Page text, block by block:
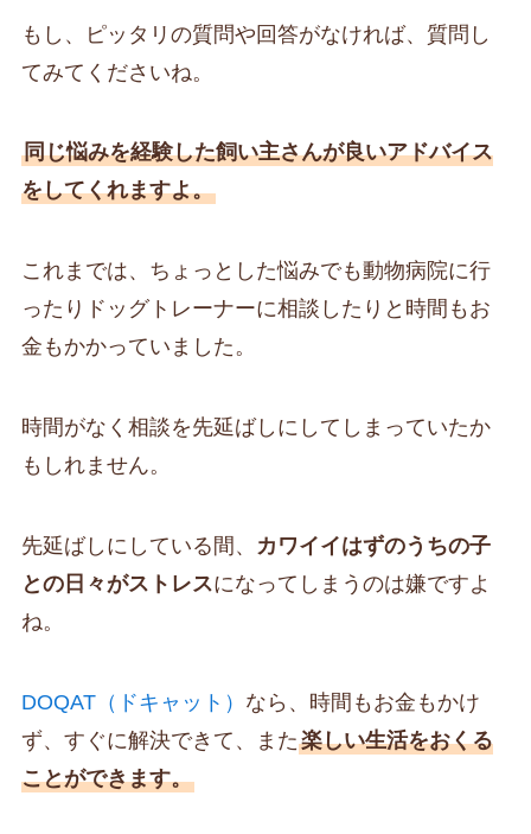
もし、ピッタリの質問や回答がなければ、質問し
てみてくださいね。
同じ悩みを経験した飼い主さんが良いアドバイス
をしてくれますよ。
これまでは、ちょっとした悩みでも動物病院に行
ったりドッグトレーナーに相談したりと時間もお
金もかかっていました。
時間がなく相談を先延ばしにしてしまっていたか
もしれません。
先延ばしにしている間、
カワイイはずのうちの子
との日々がストレスになってしまうのは嫌ですよ
ね。
DOQAT（ドキャット） なら、時間もお金もかけ
ず、すぐに解決できて、また楽しい生活をおくる
ことができます。